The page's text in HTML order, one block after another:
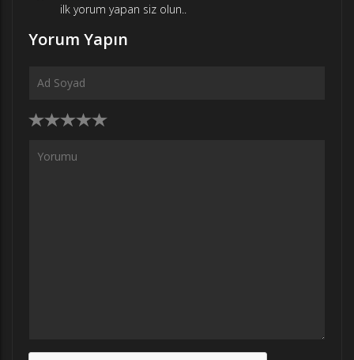
ilk yorum yapan siz olun..
Yorum Yapın